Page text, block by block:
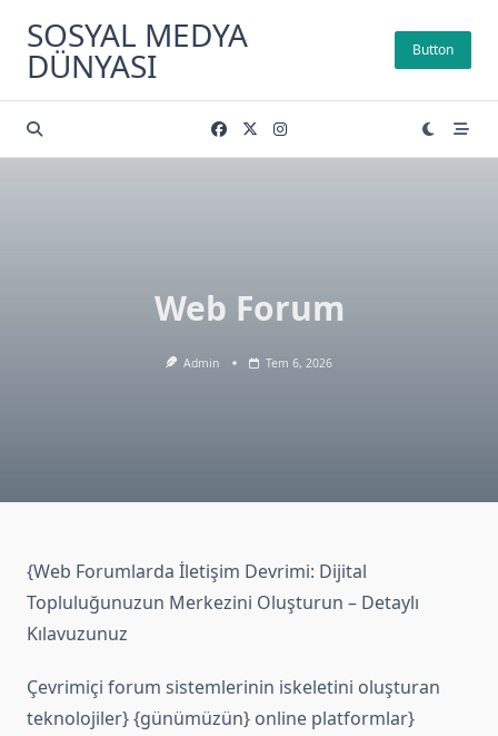
content
SOSYAL MEDYA
DÜNYASI Button
Web Forum
Admin Tem 6, 2026
{Web Forumlarda İletişim Devrimi: Dijital
Topluluğunuzun Merkezini Oluşturun – Detaylı
Kılavuzunuz
Çevrimiçi forum sistemlerinin iskeletini oluşturan
teknolojiler} {günümüzün} online platformlar}